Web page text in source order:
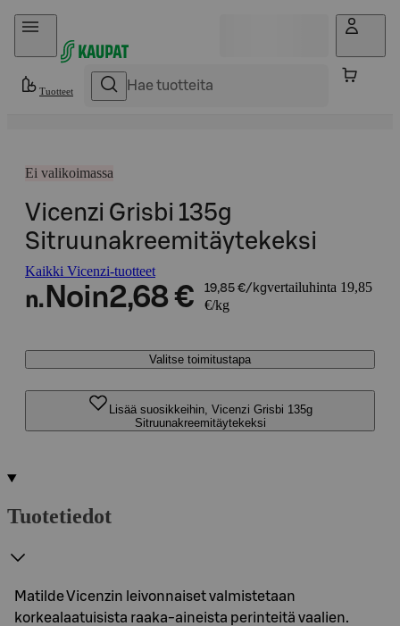
Hyppää sisältöön
Tuotteet
Ei valikoimassa
Vicenzi Grisbi 135g
Sitruunakreemitäytekeksi
Kaikki Vicenzi-tuotteet
n. Noin2,68 € 19,85 €/kgvertailuhinta 19,85
€/kg
Valitse toimitustapa
Lisää suosikkeihin, Vicenzi Grisbi 135g
Sitruunakreemitäytekeksi
Tuotetiedot
Matilde Vicenzin leivonnaiset valmistetaan
korkealaatuisista raaka-aineista perinteitä vaalien.